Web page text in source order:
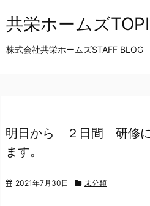
共栄ホームズ
株式会社共栄ホームズSTAFF BLOG
明日から ２日間 研修
ます。
2021年7月30日 未分類